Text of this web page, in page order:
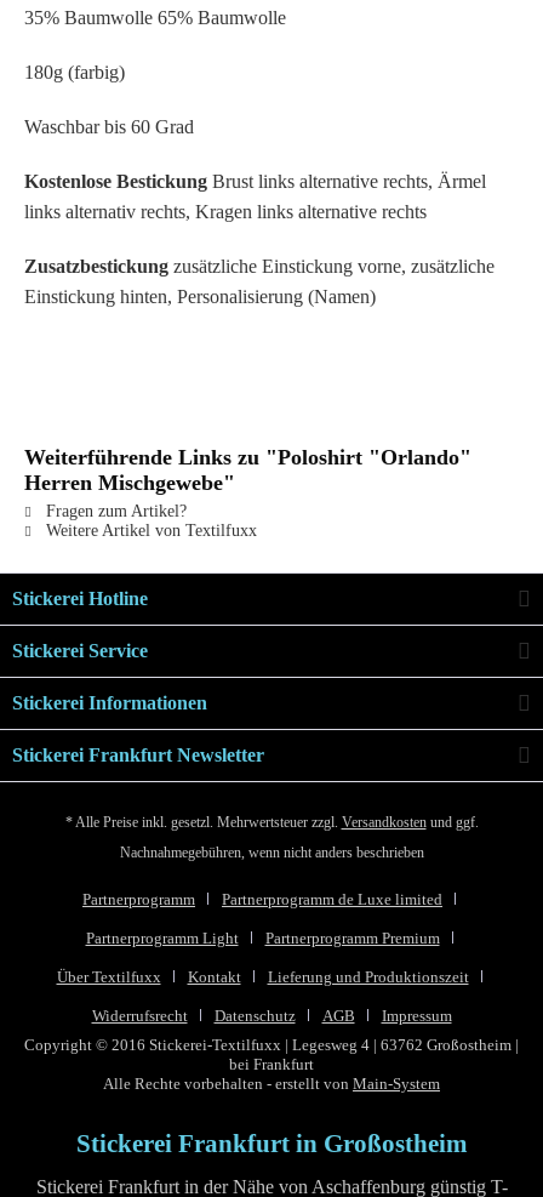
35% Baumwolle 65% Baumwolle
180g (farbig)
Waschbar bis 60 Grad
Kostenlose Bestickung Brust links alternative rechts, Ärmel
links alternativ rechts, Kragen links alternative rechts
Zusatzbestickung zusätzliche Einstickung vorne, zusätzliche
Einstickung hinten, Personalisierung (Namen)
Weiterführende Links zu "Poloshirt "Orlando"
Herren Mischgewebe"
Fragen zum Artikel?
Weitere Artikel von Textilfuxx
Stickerei Hotline
Stickerei Service
Stickerei Informationen
Stickerei Frankfurt Newsletter
* Alle Preise inkl. gesetzl. Mehrwertsteuer zzgl. Versandkostenund ggf.
Nachnahmegebühren, wenn nicht anders beschrieben
Partnerprogramm Partnerprogramm de Luxe limited
Partnerprogramm Light Partnerprogramm Premium
Über Textilfuxx Kontakt Lieferung und Produktionszeit
Widerrufsrecht Datenschutz AGB
Impressum
Copyright © 2016 Stickerei-Textilfuxx | Legesweg 4 | 63762 Großostheim |
bei Frankfurt
Alle Rechte vorbehalten - erstellt von Main-System
Stickerei Frankfurt in Großostheim
Stickerei Frankfurt in der Nähe von Aschaffenburg günstig T-